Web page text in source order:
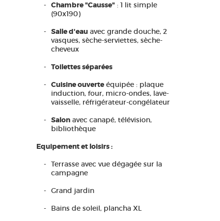
Chambre "Causse" : 1 lit simple
(90x190)
Salle d'eau avec grande douche, 2
vasques, sèche-serviettes, sèche-
cheveux
Toilettes séparées
Cuisine ouverte équipée : plaque
induction, four, micro-ondes, lave-
vaisselle, réfrigérateur-congélateur
Salon avec canapé, télévision,
bibliothèque
Equipement et loisirs :
Terrasse avec vue dégagée sur la
campagne
Grand jardin
Bains de soleil, plancha XL